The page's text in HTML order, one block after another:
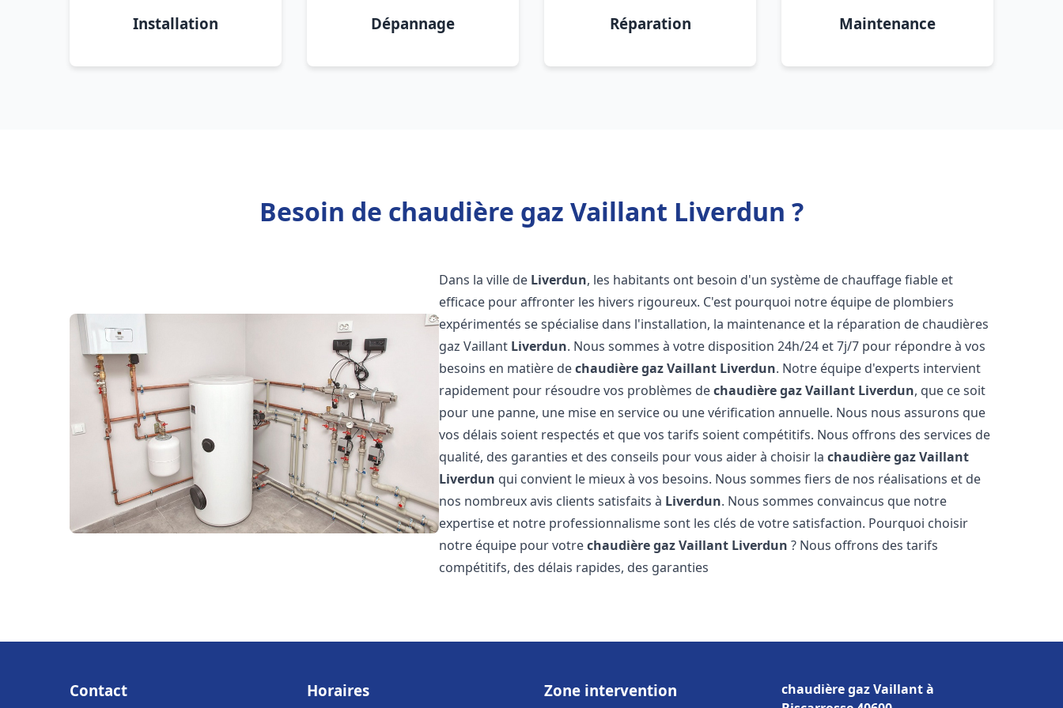
Installation Dépannage Réparation Maintenance
Besoin de chaudière gaz Vaillant Liverdun ?
Dans la ville de Liverdun, les habitants ont besoin d'un système de chauffage fiable et
efficace pour affronter les hivers rigoureux. C'est pourquoi notre équipe de plombiers
expérimentés se spécialise dans l'installation, la maintenance et la réparation de chaudières
gaz Vaillant Liverdun. Nous sommes à votre disposition 24h/24 et 7j/7 pour répondre à vos
besoins en matière dechaudière gaz Vaillant Liverdun. Notre équipe d'experts intervient
rapidement pour résoudre vos problèmes dechaudière gaz Vaillant Liverdun, que ce soit
pour une panne, une mise en service ou une vérification annuelle. Nous nous assurons que
vos délais soient respectés et que vos tarifs soient compétitifs. Nous offrons des services de
qualité, des garanties et des conseils pour vous aider à choisir lachaudière gaz Vaillant
Liverdun qui convient le mieux à vos besoins. Nous sommes fiers de nos réalisations et de
nos nombreux avis clients satisfaits à Liverdun. Nous sommes convaincus que notre
expertise et notre professionnalisme sont les clés de votre satisfaction. Pourquoi choisir
notre équipe pour votrechaudière gaz Vaillant Liverdun ? Nous offrons des tarifs
compétitifs, des délais rapides, des garanties
Contact Horaires Zone intervention
chaudière gaz Vaillant à